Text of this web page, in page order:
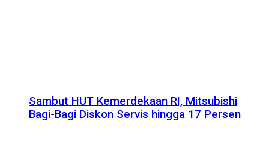
Sambut HUT Kemerdekaan RI, Mitsubishi
Bagi-Bagi Diskon Servis hingga 17 Persen